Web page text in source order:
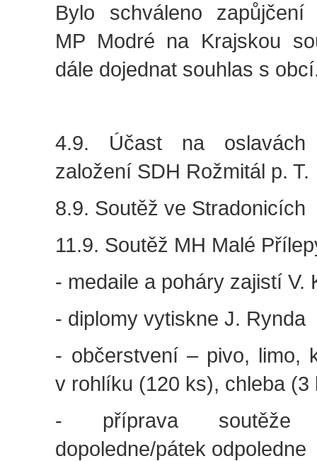
Bylo schváleno zapůjčení
MP Modré na Krajskou
dále dojednat souhlas s
4.9. Účast na
založení SDH Rožmitál p. T.
8.9. Soutěž ve Stradonicích
11.9. Soutěž MH Malé
- medaile a poháry zajistí V.
- diplomy vytiskne J. Rynda
- občerstvení – pivo, limo,
v rohlíku (120 ks), chleba (3
- příprava
dopoledne/pátek odpoledne